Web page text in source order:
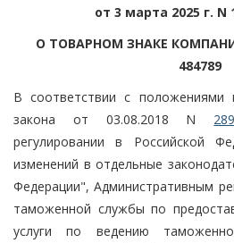
от 3 марта 2025 г. N
О ТОВАРНОМ ЗНАКЕ
484789
В соответствии с положениями
закона от 03.08.2018 N
регулировании в Российской
изменений в отдельные
Федерации", Административным
таможенной службы по
услуги по ведению